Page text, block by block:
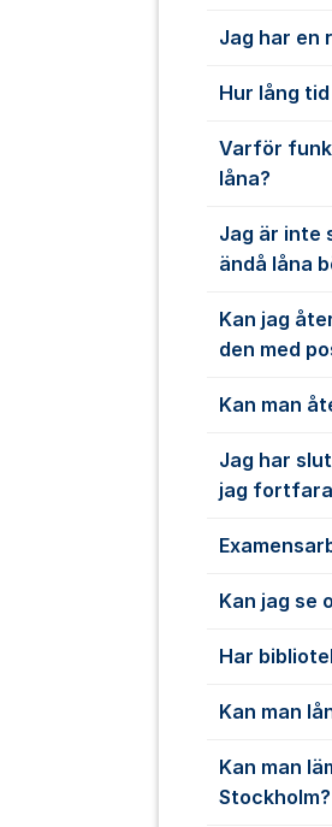
Jag har en
Hur lång
Varför
låna?
Jag är inte
ändå låna
Kan jag
den med
Kan man
Jag har
jag
Kan jag se
Har
Kan man
Kan man
Stockholm?